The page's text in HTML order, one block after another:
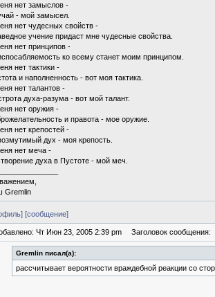
нет замыслов -
- мой замысел.
нет чудесных свойств -
учение придаст мне чудесные свойства.
нет принципов -
ко всему станет моим принципом.
нет тактики -
и наполненность - вот моя тактика.
нет талантов -
духа-разума - вот мой талант.
нет оружия -
и правота - мое оружие.
нет крепостей -
дух - моя крепость.
нет меча -
духа в Пустоте - мой меч.
Gremlin
[сообщение]
Чт Июн 23, 2005 2:39 pm Заголовок сообщения:
Gremlin писал(а):
рассчитывает вероятности враждебной реакции со